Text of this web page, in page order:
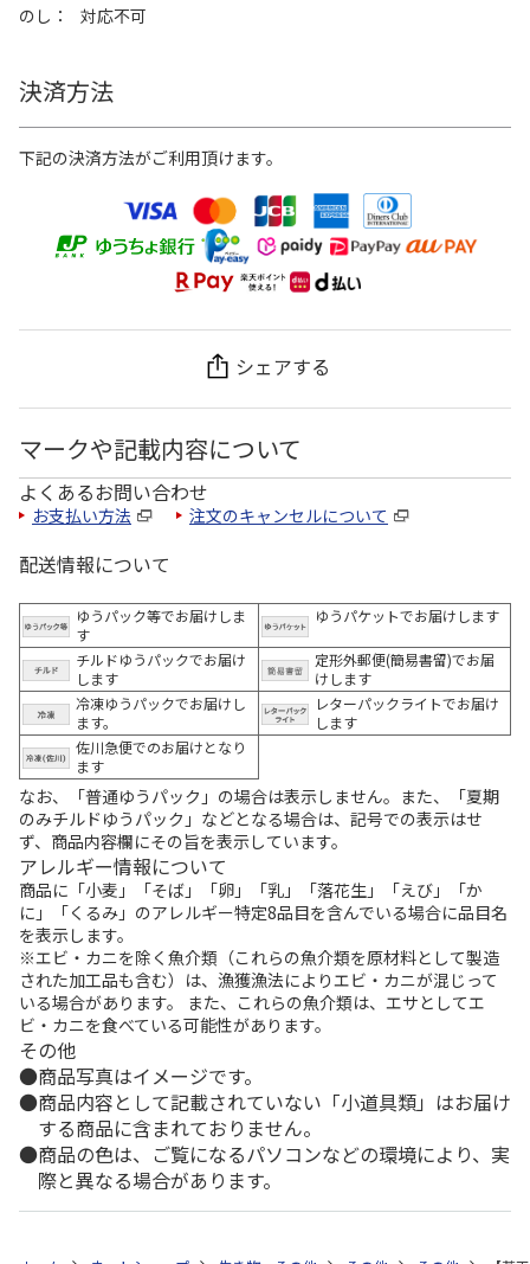
のし
対応不可
決済方法
下記の決済方法がご利用頂けます。
シェアする
マークや記載内容について
よくあるお問い合わせ
お支払い方法 注文のキャンセルについて
配送情報について
ゆうパック等でお届けしま
す
ゆうパケットでお届けします
チルドゆうパックでお届け
します
定形外郵便(簡易書留)でお届
けします
冷凍ゆうパックでお届けし
ます。
レターパックライトでお届け
します
佐川急便でのお届けとなり
ます
なお、「普通ゆうパック」の場合は表示しません。また、「夏期
のみチルドゆうパック」などとなる場合は、記号での表示はせ
ず、商品内容欄にその旨を表示しています。
アレルギー情報について
商品に「小麦」「そば」「卵」「乳」「落花生」「えび」「か
に」「くるみ」のアレルギー特定8品目を含んでいる場合に品目名
を表示します。
※エビ・カニを除く魚介類（これらの魚介類を原材料として製造
された加工品も含む）は、漁獲漁法によりエビ・カニが混じって
いる場合があります。 また、これらの魚介類は、エサとしてエ
ビ・カニを食べている可能性があります。
その他
商品写真はイメージです。
商品内容として記載されていない「小道具類」はお届け
する商品に含まれておりません。
商品の色は、ご覧になるパソコンなどの環境により、実
際と異なる場合があります。